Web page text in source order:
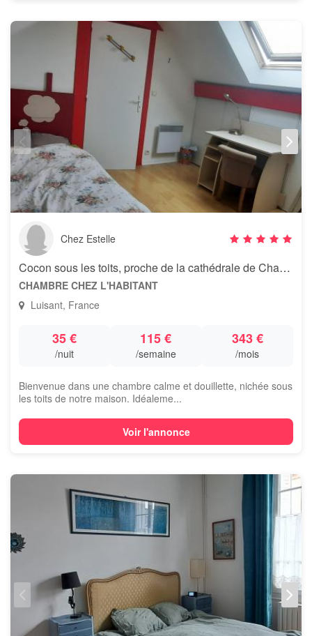
Chez Estelle
Cocon sous les toits, proche de la cathédrale de Chartres
CHAMBRE CHEZ L'HABITANT
Luisant, France
35 €
/nuit
115 €
/semaine
343 €
/mois
Bienvenue dans une chambre calme et douillette, nichée sous
les toits de notre maison. Idéaleme...
Voir l'annonce